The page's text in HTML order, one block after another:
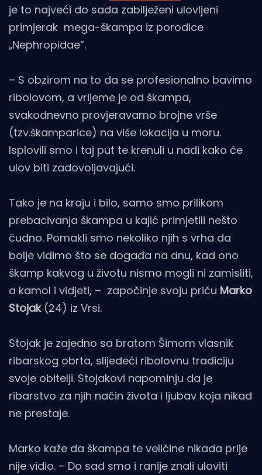
je to najveći do sada zabilježeni ulovljeni
primjerak mega-škampa iz porodice
„Nephropidae“.
– S obzirom na to da se profesionalno bavimo
ribolovom, a vrijeme je od škampa,
svakodnevno provjeravamo brojne vrše
(tzv.škamparice) na više lokacija u moru.
Isplovili smo i taj put te krenuli u nadi kako će
ulov biti zadovoljavajući.
Tako je na kraju i bilo, samo smo prilikom
prebacivanja škampa u kajić primjetili nešto
čudno. Pomakli smo nekoliko njih s vrha da
bolje vidimo što se događa na dnu, kad ono
škamp kakvog u životu nismo mogli ni zamisliti,
a kamol i vidjeti, – započinje svoju priču Marko
Stojak(24) iz Vrsi.
Stojak je zajedno sa bratom Šimom vlasnik
ribarskog obrta, slijedeći ribolovnu tradiciju
svoje obitelji. Stojakovi napominju da je
ribarstvo za njih način života i ljubav koja nikad
ne prestaje.
Marko kaže da škampa te veličine nikada prije
nije vidio. – Do sad smo i ranije znali uloviti